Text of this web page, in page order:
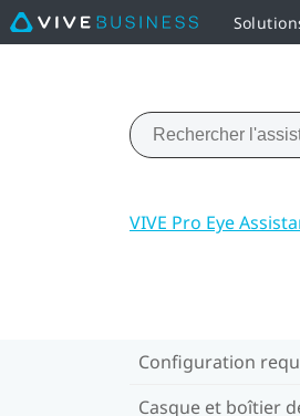
VIVE Pro Eye
Configuration
Casque et boîtier